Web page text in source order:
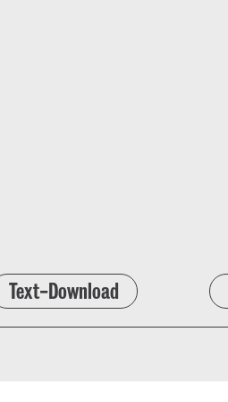
Text-Download